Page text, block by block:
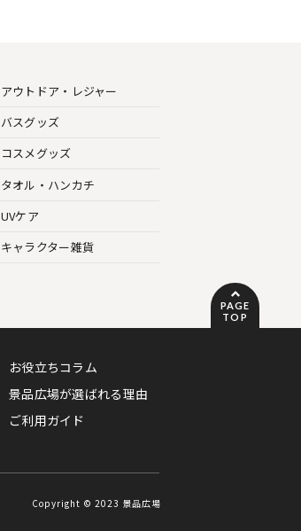
アウトドア・レジャー
バスグッズ
コスメグッズ
タオル・ハンカチ
UVケア
キャラクター雑貨
PAGE
TOP
お役立ちコラム
景品広場が選ばれる理由
ご利用ガイド
Copyright © 2023 景品広場